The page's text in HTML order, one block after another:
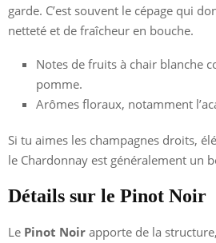
garde. C’est souvent le cépage qui
netteté et de fraîcheur en bouche.
Notes de fruits à chair blanche
pomme.
Arômes floraux, notamment
Si tu aimes les champagnes droits,
le Chardonnay est généralement un
Détails sur le Pinot Noir
Le Pinot Noir apporte de la